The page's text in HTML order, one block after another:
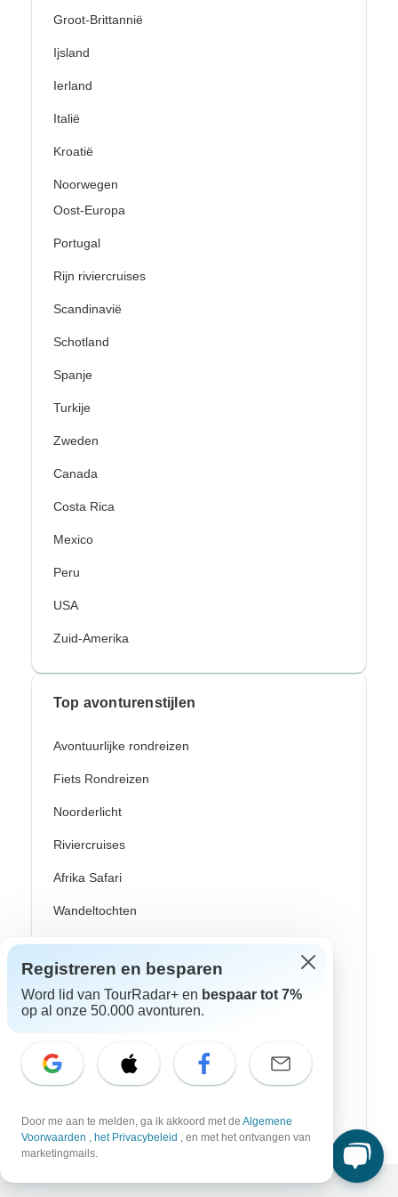
Groot-Brittannië
Ijsland
Ierland
Italië
Kroatië
Noorwegen
Oost-Europa
Portugal
Rijn riviercruises
Scandinavië
Schotland
Spanje
Turkije
Zweden
Canada
Costa Rica
Mexico
Peru
USA
Zuid-Amerika
Top avonturenstijlen
Avontuurlijke rondreizen
Fiets Rondreizen
Noorderlicht
Riviercruises
Afrika Safari
Wandeltochten
Culturele Rondreizen
Bus Rondreizen
Trein / Spoor Reizen
Familie Rondreizen
Registreren en besparen
Word lid van TourRadar+ en bespaar tot 7%
op al onze 50.000 avonturen.
Door me aan te melden, ga ik akkoord met de Algemene
Voorwaarden , het Privacybeleid , en met het ontvangen van
marketingmails.